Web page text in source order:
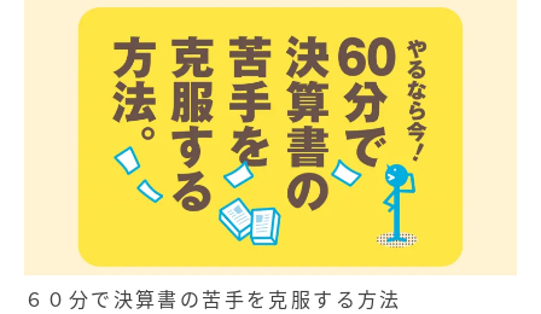
無料お役立ち資料
経営セミナー
６０分で決算書の苦手を克服する方法